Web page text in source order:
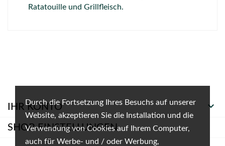
Durch die Fortsetzung Ihres Besuchs auf unserer
Website, akzeptieren Sie die Installation und die
Verwendung von Cookies auf Ihrem Computer,
auch für Werbe- und / oder Werbung,
Ratatouille und Grillfleisch.
IHR KONTO 
SHOP-EINSTELLUNGEN